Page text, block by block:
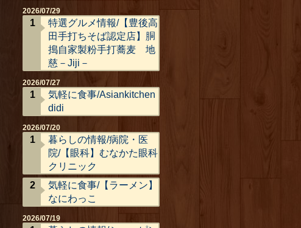
2026/07/29
特選グルメ情報/【豊後高
田手打ちそば認定店】胴
搗自家製粉手打蕎麦 地
慈－Jiji－
2026/07/27
気軽に食事/Asiankitchen
didi
2026/07/20
暮らしの情報/病院・医
院/【眼科】むなかた眼科
クリニック
気軽に食事/【ラーメン】
なにわっこ
2026/07/19